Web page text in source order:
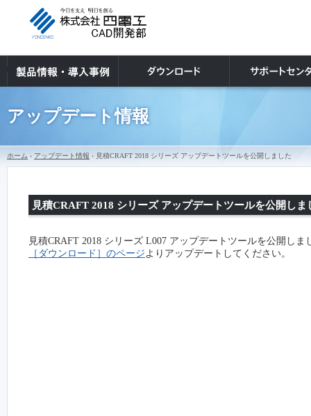
アップデート情報
ホーム › アップデート情報 › 見積CRAFT 2018 シリーズ アップデートツールを公開しました
見積CRAFT 2018 シリーズ アップデートツールを公開しま
見積CRAFT 2018 シリーズ L007 アップデートツールを公開しま
［ダウンロード］のページよりアップデートしてください。